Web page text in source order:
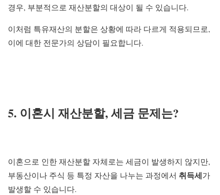
경우, 부분적으로 재산분할의 대상이 될 수 있습니다.
이처럼 특유재산의 분할은 상황에 따라 다르게 적용되므로,
이에 대한 전문가의 상담이 필요합니다.
5. 이혼시 재산분할, 세금 문제는?
이혼으로 인한 재산분할 자체로는 세금이 발생하지 않지만,
부동산이나 주식 등 특정 자산을 나누는 과정에서 취득세가
발생할 수 있습니다.